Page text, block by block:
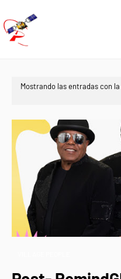
Mostrando las entradas con